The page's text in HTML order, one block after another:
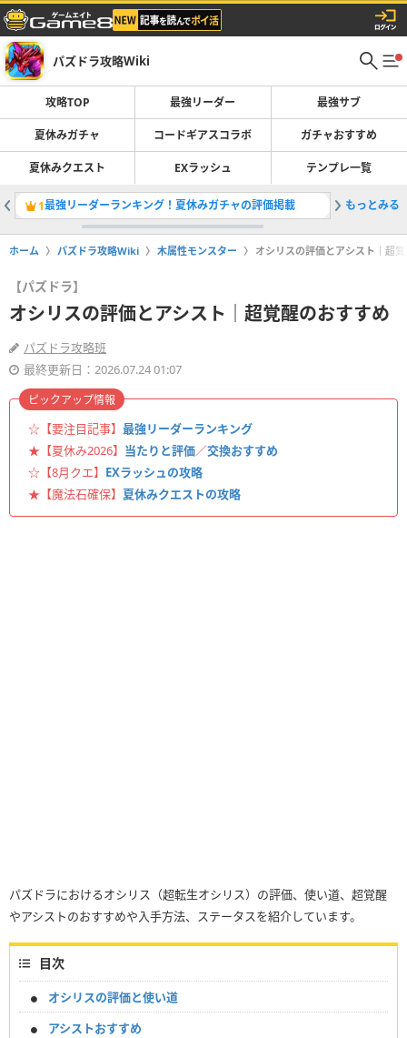
パズドラ攻略Wiki
攻略TOP 最強リーダー 最強サブ
夏休みガチャ コードギアスコラボ ガチャおすすめ
夏休みクエスト EXラッシュ テンプレ一覧
1最強リーダーランキング！夏休みガチャの評価掲載 2夏休み
もっとみる
ホーム パズドラ攻略Wiki 木属性モンスター オシリスの評価とアシスト｜超
【パズドラ】
オシリスの評価とアシスト｜超覚醒のおすすめ
パズドラ攻略班
最終更新日：2026.07.24 01:07
☆【要注目記事】 最強リーダーランキング
★【夏休み2026】 当たりと評価／交換おすすめ
☆【8月クエ】 EXラッシュの攻略
★【魔法石確保】 夏休みクエストの攻略
ピックアップ情報
パズドラにおけるオシリス（超転生オシリス）の評価、使い道、超覚醒
やアシストのおすすめや入手方法、ステータスを紹介しています。
目次
オシリスの評価と使い道
アシストおすすめ